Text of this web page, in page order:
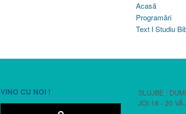
Acasă
Programări
Text I Studiu
VINO CU NOI !
SLUJBE :
JOI 18 - 20 VĂ